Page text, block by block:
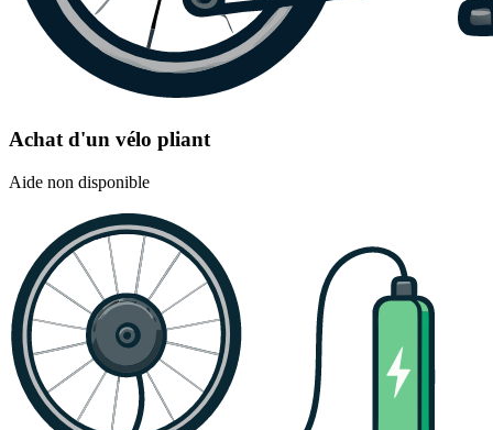
Achat d'un vélo pliant
Aide non disponible